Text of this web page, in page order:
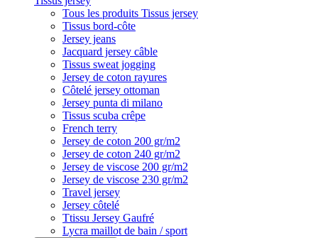
Tous les produits Tissus jersey
Tissus bord-côte
Jersey jeans
Jacquard jersey câble
Tissus sweat jogging
Jersey de coton rayures
Côtelé jersey ottoman
Jersey punta di milano
Tissus scuba crêpe
French terry
Jersey de coton 200 gr/m2
Jersey de coton 240 gr/m2
Jersey de viscose 200 gr/m2
Jersey de viscose 230 gr/m2
Travel jersey
Jersey côtelé
Ttissu Jersey Gaufré
Lycra maillot de bain / sport